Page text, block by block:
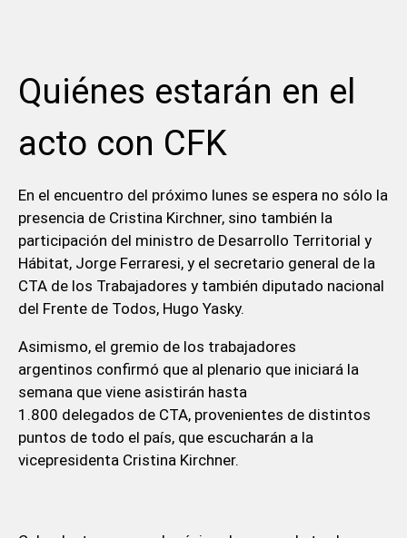
Quiénes estarán en el
acto con CFK
En el encuentro del próximo lunes se espera no sólo la
presencia de Cristina Kirchner, sino también la
participación del ministro de Desarrollo Territorial y
Hábitat, Jorge Ferraresi, y el secretario general de la
CTA de los Trabajadores y también diputado nacional
del Frente de Todos, Hugo Yasky.
Asimismo, el gremio de los trabajadores
argentinos confirmó que al plenario que iniciará la
semana que viene asistirán hasta
1.800 delegados de CTA, provenientes de distintos
puntos de todo el país, que escucharán a la
vicepresidenta Cristina Kirchner.